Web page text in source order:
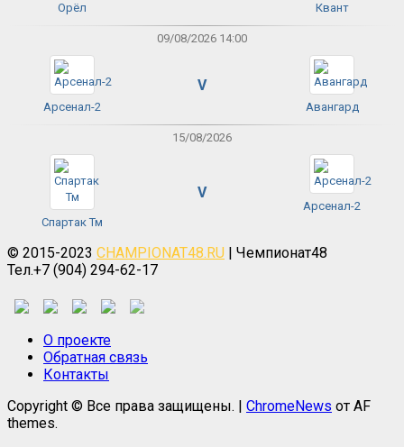
Орёл Квант
09/08/2026 14:00
Арсенал-2
V
Авангард
15/08/2026
Спартак Тм
V
Арсенал-2
© 2015-2023 CHAMPIONAT48.RU | Чемпионат48
Тел.+7 (904) 294-62-17
О проекте
Обратная связь
Контакты
Copyright © Все права защищены. | ChromeNews от AF
themes.